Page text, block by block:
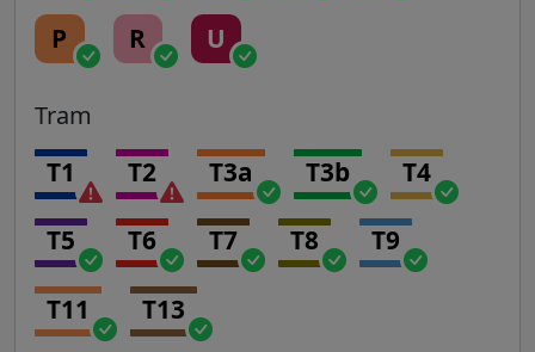
P R U
Tram
T1 T2 T3a T3b T4
T5 T6 T7 T8 T9
T11 T13